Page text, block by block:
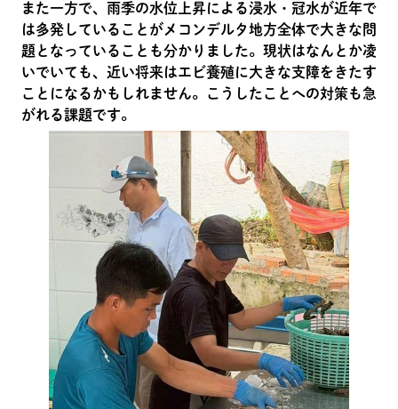
また一方で、雨季の水位上昇による浸水・冠水が近年で
は多発していることがメコンデルタ地方全体で大きな問
題となっていることも分かりました。現状はなんとか凌
いでいても、近い将来はエビ養殖に大きな支障をきたす
ことになるかもしれません。こうしたことへの対策も急
がれる課題です。